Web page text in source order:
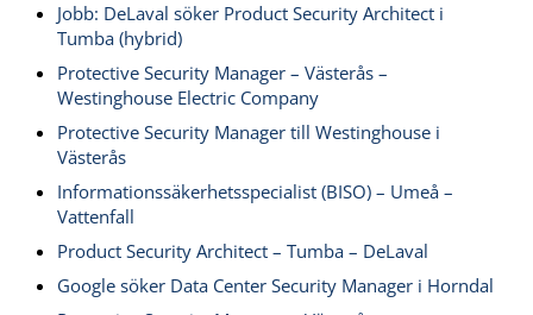
Jobb: DeLaval söker Product Security Architect i
Tumba (hybrid)
Protective Security Manager – Västerås –
Westinghouse Electric Company
Protective Security Manager till Westinghouse i
Västerås
Informationssäkerhetsspecialist (BISO) – Umeå –
Vattenfall
Product Security Architect – Tumba – DeLaval
Google söker Data Center Security Manager i Horndal